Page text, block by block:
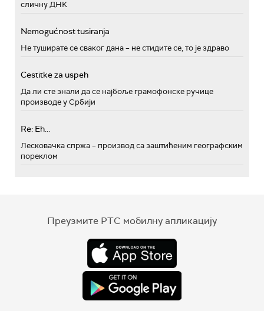
сличну ДНК
Nemogućnost tusiranja
Не туширате се сваког дана – не стидите се, то је здраво
Cestitke za uspeh
Да ли сте знали да се најбоље грамофонске ручице
производе у Србији
Re: Eh...
Лесковачка спржа – производ са заштићеним географским
пореклом
Преузмите РТС мобилну апликацију